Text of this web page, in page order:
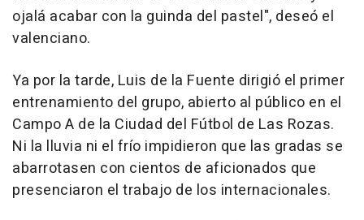
ojalá acabar con la guinda del pastel", deseó el
valenciano.
Ya por la tarde, Luis de la Fuente dirigió el primer
entrenamiento del grupo, abierto al público en el
Campo A de la Ciudad del Fútbol de Las Rozas.
Ni la lluvia ni el frío impidieron que las gradas se
abarrotasen con cientos de aficionados que
presenciaron el trabajo de los internacionales.